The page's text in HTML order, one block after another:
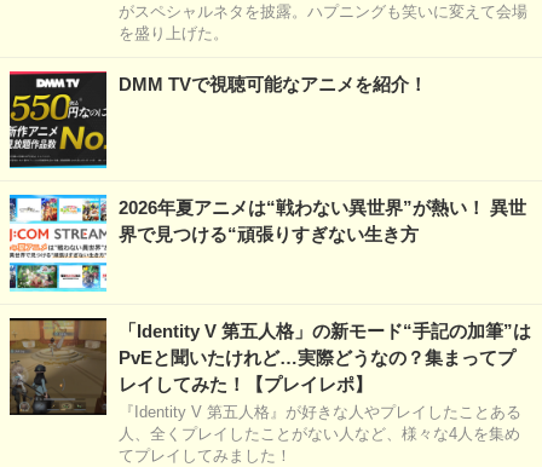
がスペシャルネタを披露。ハプニングも笑いに変えて会場
を盛り上げた。
DMM TVで視聴可能なアニメを紹介！
2026年夏アニメは“戦わない異世界”が熱い！ 異世
界で見つける“頑張りすぎない生き方
「Identity V 第五人格」の新モード“手記の加筆”は
PvEと聞いたけれど…実際どうなの？集まってプ
レイしてみた！【プレイレポ】
『Identity V 第五人格』が好きな人やプレイしたことある
人、全くプレイしたことがない人など、様々な4人を集め
てプレイしてみました！